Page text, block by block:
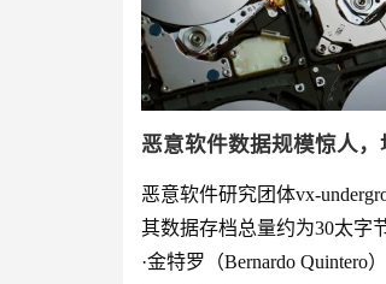
恶意软件数据规模惊人
恶意软件研究团体vx-
其数据存档总量约为30太字
·金特罗（Bernardo